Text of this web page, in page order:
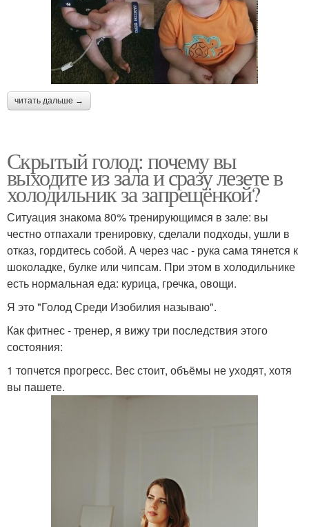
читать дальше →
Скрытый голод: почему вы
выходите из зала и сразу лезете в
холодильник за запрещёнкой?
Ситуация знакома 80% тренирующимся в зале: вы
честно отпахали тренировку, сделали подходы, ушли в
отказ, гордитесь собой. А через час - рука сама тянется к
шоколадке, булке или чипсам. При этом в холодильнике
есть нормальная еда: курица, гречка, овощи.
Я это "Голод Среди Изобилия называю".
Как фитнес - тренер, я вижу три последствия этого
состояния:
1 топчется прогресс. Вес стоит, объёмы не уходят, хотя
вы пашете.